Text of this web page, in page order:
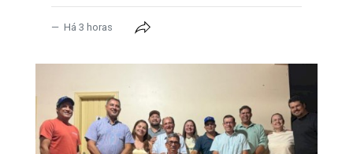
Há 3 horas